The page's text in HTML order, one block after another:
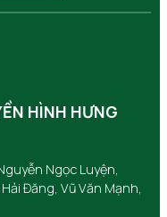
HÌNH HƯNG
Ngọc Luyện,
Đăng, Vũ Văn Mạnh,